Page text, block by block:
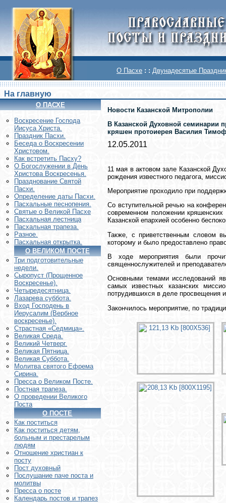
О Пасхе : : Двунадесятые
На главную
О ПАСХЕ
Воскреcение Господа
Иисуса Христа.
Праздник Пасхи.
Беседа о Воскресении
Христовом.
Как встретить Пасху?
О Богослужении в День
Христова Воскресенья.
Празднование Святой
Пасхи.
Определение даты Пасхи.
Пасхальные песнопения.
Святые о Великой Пасхе
Пасхальная лестница
Пасхальная трапеза.
Разное.
Пасхальная открытка.
О ВЕЛИКОМ ПОСТЕ
Три подготовительные
недели.
Сыропуст (Прощенное
Воскресенье).
Четыредесятница.
Лазарева суббота.
Вход Господень в
Иерусалим (Вербное
воскресенье).
Страстная «Седмица».
Великая Среда.
Великий Четверг.
Великая Пятница.
Великая Суббота.
Молитва святого Ефрема
Сирина.
Пресса о Великом Посте.
Постная трапеза.
О проведении Великого
Поста
О ПОСТЕ
Как поститься
Как поститься детям,
больным и престарелым
людям
Отношение христиан к
посту
Пост духовный
Послушание паче поста и
молитвы
Пресса о посте
Календарь постов и трапез
Новости Казанской Митрополии
В Казанской Духовной семинарии
кряшен протоиерея Василия
12.05.2011
11 мая в актовом зале Казанской
рождения известного педагога,
Мероприятие проходило при
Со вступительной речью на
современном положении
Казанской епархией особенно
Также, с приветственным словом
которому и было предоставлено
В ходе мероприятия были
священнослужителей и
Основными темами исследований
самых известных казанских
потрудившихся в деле просвещения
Закончилось мероприятие, по